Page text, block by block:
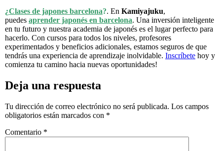
¿Clases de japones barcelona?. En Kamiyajuku,
puedes aprender japonés en barcelona. Una inversión inteligente
en tu futuro y nuestra academia de japonés es el lugar perfecto para
hacerlo. Con cursos para todos los niveles, profesores
experimentados y beneficios adicionales, estamos seguros de que
tendrás una experiencia de aprendizaje inolvidable. Inscríbete hoy y
comienza tu camino hacia nuevas oportunidades!
Deja una respuesta
Tu dirección de correo electrónico no será publicada. Los campos
obligatorios están marcados con *
Comentario *